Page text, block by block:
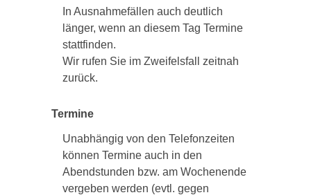
In Ausnahmefällen auch deutlich
länger, wenn an diesem Tag Termine
stattfinden.
Wir rufen Sie im Zweifelsfall zeitnah
zurück.
Termine
Unabhängig von den Telefonzeiten
können Termine auch in den
Abendstunden bzw. am Wochenende
vergeben werden (evtl. gegen